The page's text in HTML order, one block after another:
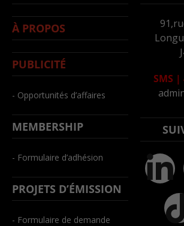
À PROPOS
PUBLICITÉ
- Opportunités d’affaires
MEMBERSHIP
- Formulaire d’adhésion
PROJETS D’ÉMISSION
- Formulaire de demande
SMS |